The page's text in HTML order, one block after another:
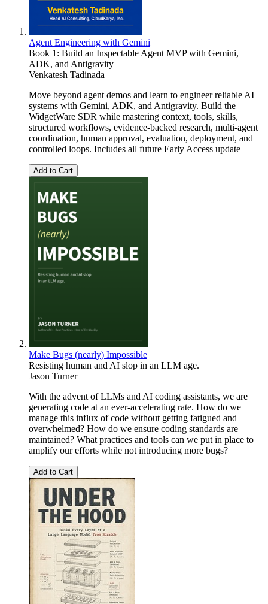
Agent Engineering with Gemini
Book 1: Build an Inspectable Agent MVP with Gemini,
ADK, and Antigravity
Venkatesh Tadinada
Move beyond agent demos and learn to engineer reliable AI
systems with Gemini, ADK, and Antigravity. Build the
WidgetWare SDR while mastering context, tools, skills,
structured workflows, evidence-backed research, multi-agent
coordination, human approval, evaluation, deployment, and
controlled loops. Includes all future Early Access update
Add to Cart
Make Bugs (nearly) Impossible
Resisting human and AI slop in an LLM age.
Jason Turner
With the advent of LLMs and AI coding assistants, we are
generating code at an ever-accelerating rate. How do we
manage this influx of code without getting fatigued and
overwhelmed? How do we ensure coding standards are
maintained? What practices and tools can we put in place to
amplify our efforts while not introducing more bugs?
Add to Cart